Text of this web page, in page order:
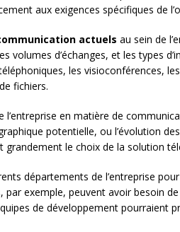
aux exigences spécifiques de
actuels au sein de
volumes d’échanges, et les types
les visioconférences,
fichiers.
l’entreprise en matière de
potentielle, ou l’évolution
grandement le choix de la solution
départements de l’entreprise
par exemple, peuvent avoir besoin
de développement pourraient